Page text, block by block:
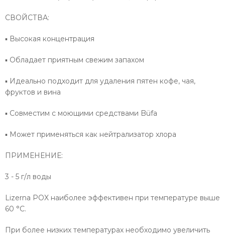
СВОЙСТВА:
▪ Высокая концентрация
▪ Обладает приятным свежим запахом
▪ Идеально подходит для удаления пятен кофе, чая,
фруктов и вина
▪ Совместим с моющими средствами Büfa
▪ Может применяться как нейтрализатор хлора
ПРИМЕНЕНИЕ:
3 - 5 г/л воды
Lizerna POX наиболее эффективен при температуре выше
60 °C.
При более низких температурах необходимо увеличить